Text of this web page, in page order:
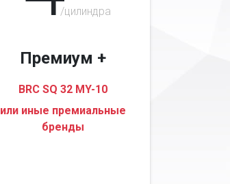
/цилиндра
Премиум +
BRC SQ 32 MY-10
или иные премиальные
бренды